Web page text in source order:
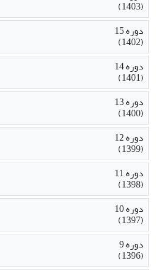
(1403)
دوره 15
(1402)
دوره 14
(1401)
دوره 13
(1400)
دوره 12
(1399)
دوره 11
(1398)
دوره 10
(1397)
دوره 9
(1396)